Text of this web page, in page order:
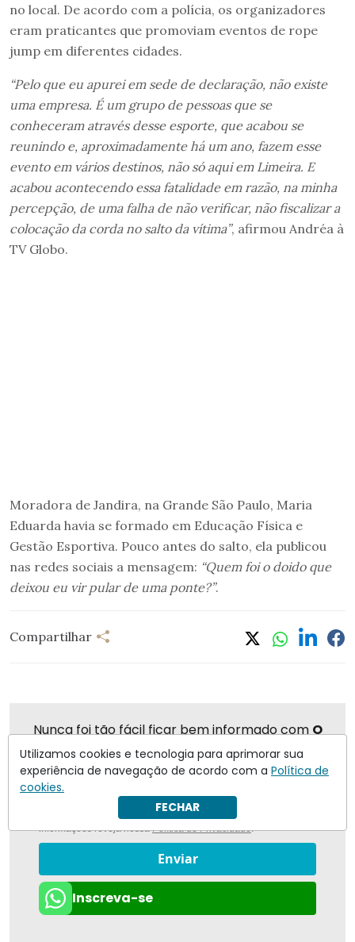
no local. De acordo com a polícia, os organizadores
eram praticantes que promoviam eventos de rope
jump em diferentes cidades.
“Pelo que eu apurei em sede de declaração, não existe
uma empresa. É um grupo de pessoas que se
conheceram através desse esporte, que acabou se
reunindo e, aproximadamente há um ano, fazem esse
evento em vários destinos, não só aqui em Limeira. E
acabou acontecendo essa fatalidade em razão, na minha
percepção, de uma falha de não verificar, não fiscalizar a
colocação da corda no salto da vítima”, afirmou Andréa à
TV Globo.
Moradora de Jandira, na Grande São Paulo, Maria
Eduarda havia se formado em Educação Física e
Gestão Esportiva. Pouco antes do salto, ela publicou
nas redes sociais a mensagem: “Quem foi o doido que
deixou eu vir pular de uma ponte?”.
Compartilhar
Nunca foi tão fácil ficar bem informado comO
Antagonista
Eu concordo em receber notificações | Para obter mais
informações reveja nossaPolítica de Privacidade.
Enviar
Inscreva-se
Utilizamos cookies e tecnologia para aprimorar sua
experiência de navegação de acordo com a Política de
cookies.
FECHAR